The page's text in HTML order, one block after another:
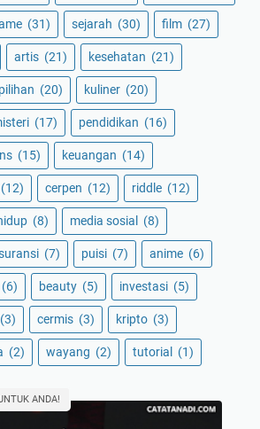
(31) sejarah (30) film (27)
artis (21) kesehatan (21)
(20) kuliner (20)
(17) pendidikan (16)
(15) keuangan (14)
(12) cerpen (12) riddle (12)
(8) media sosial (8)
(7) puisi (7) anime (6)
(6) beauty (5) investasi (5)
(3) cermis (3) kripto (3)
(2) wayang (2) tutorial (1)
ANDA!